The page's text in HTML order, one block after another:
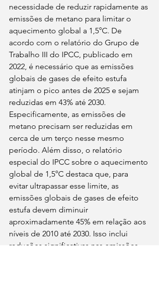
necessidade de reduzir rapidamente as
emissões de metano para limitar o
aquecimento global a 1,5°C. De
acordo com o relatório do Grupo de
Trabalho III do IPCC, publicado em
2022, é necessário que as emissões
globais de gases de efeito estufa
atinjam o pico antes de 2025 e sejam
reduzidas em 43% até 2030.
Especificamente, as emissões de
metano precisam ser reduzidas em
cerca de um terço nesse mesmo
período. Além disso, o relatório
especial do IPCC sobre o aquecimento
global de 1,5°C destaca que, para
evitar ultrapassar esse limite, as
emissões globais de gases de efeito
estufa devem diminuir
aproximadamente 45% em relação aos
níveis de 2010 até 2030. Isso inclui
reduções significativas nas emissões